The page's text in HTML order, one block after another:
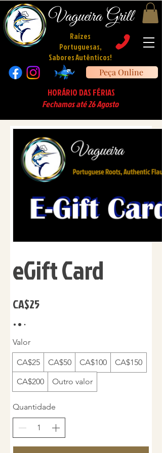
Vagueira Grill
Raízes
Portuguesas,
Sabores Autênticos!
Peça Online
HORÁRIO DAS FÉRIAS
Fechamos até 26 Agosto
eGift Card
CA$25
Valor
CA$25 CA$50 CA$100
CA$150
CA$200
Outro valor
Quantidade